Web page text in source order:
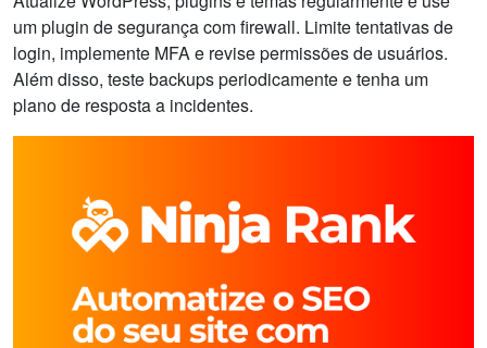
um plugin de segurança com firewall. Limite tentativas de
login, implemente MFA e revise permissões de usuários.
Além disso, teste backups periodicamente e tenha um
plano de resposta a incidentes.